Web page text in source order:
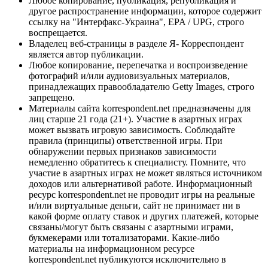
другое распространение информации, которое содержит
ссылку на "Интерфакс-Украина", EPA / UPG, строго
воспрещается.
Владелец веб-страницы в разделе Я- Корреспондент
является автор публикации.
Любое копирование, перепечатка и воспроизведение
фотографий и/или аудиовизуальных материалов,
принадлежащих правообладателю Getty Images, строго
запрещено.
Материалы сайта korrespondent.net предназначены для
лиц старше 21 года (21+). Участие в азартных играх
может вызвать игровую зависимость. Соблюдайте
правила (принципы) ответственной игры. При
обнаружении первых признаков зависимости
немедленно обратитесь к специалисту. Помните, что
участие в азартных играх не может являться источником
доходов или альтернативой работе. Информационный
ресурс korrespondent.net не проводит игры на реальные
и/или виртуальные деньги, сайт не принимает ни в
какой форме оплату ставок и других платежей, которые
связаны/могут быть связаны с азартными играми,
букмекерами или тотализаторами. Какие-либо
материалы на информационном ресурсе
korrespondent.net публикуются исключительно в